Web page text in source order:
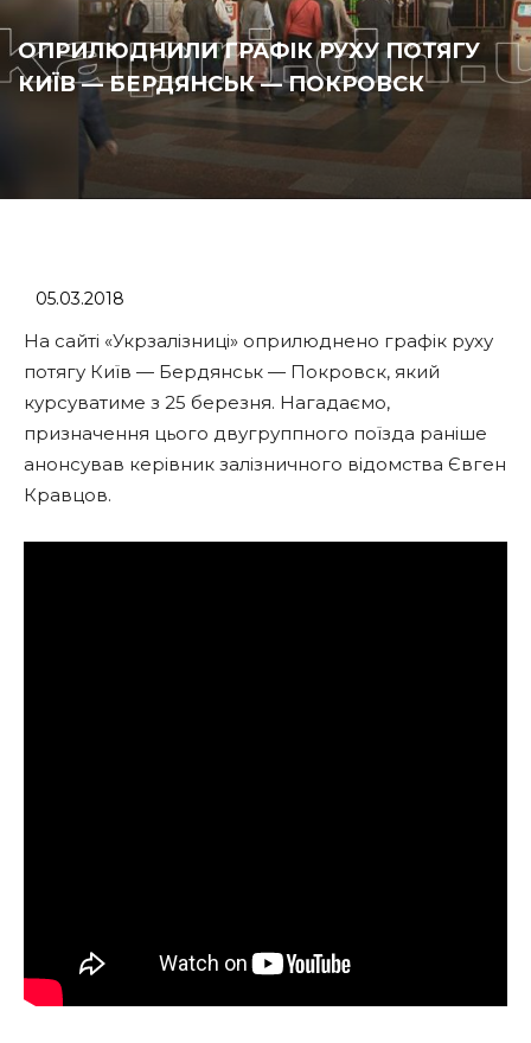
ОПРИЛЮДНИЛИ ГРАФІК РУХУ ПОТЯГУ
КИЇВ — БЕРДЯНСЬК — ПОКРОВСК
05.03.2018
На сайті «Укрзалізниці» оприлюднено графік руху
потягу Київ — Бердянськ — Покровск, який
курсуватиме з 25 березня. Нагадаємо,
призначення цього двугруппного поїзда раніше
анонсував керівник залізничного відомства Євген
Кравцов.